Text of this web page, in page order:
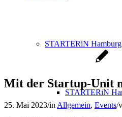
STARTERiN
STARTERiN
Mit der Startup-Unit
25. Mai 2023/in Allgemein, Events/